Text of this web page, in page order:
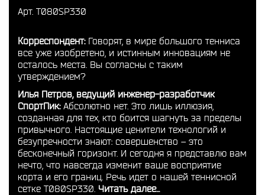
Арт. T080SP330
Корреспондент:Говорят, в мире большого тенниса
все уже изобретено, и истинным инновациям не
осталось места. Вы согласны с таким
утверждением?
Илья Петров, ведущий инженер-разработчик
СпортПик:Абсолютно нет. Это лишь иллюзия,
созданная для тех, кто боится шагнуть за пределы
привычного. Настоящие ценители технологий и
безупречности знают: совершенство – это
бесконечный горизонт. И сегодня я представлю вам
нечто, что навсегда изменит ваше восприятие
корта и его границ. Речь идет о нашей теннисной
сетке T080SP330. Читать далее...